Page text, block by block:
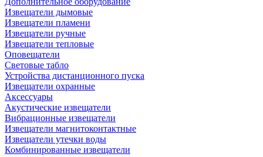
Извещатели дымовые
Извещатели пламени
Извещатели ручные
Извещатели тепловые
Оповещатели
Световые табло
Устройства дистанционного пуска
Извещатели охранные
Аксессуары
Акустические извещатели
Вибрационные извещатели
Извещатели магнитоконтактные
Извещатели утечки воды
Комбинированные извещатели